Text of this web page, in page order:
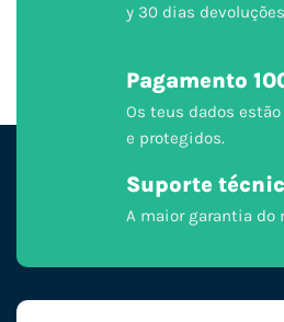
y 30 dias devoluções
Pagamento
Os teus dados
e protegidos.
Suporte
A maior garantia do